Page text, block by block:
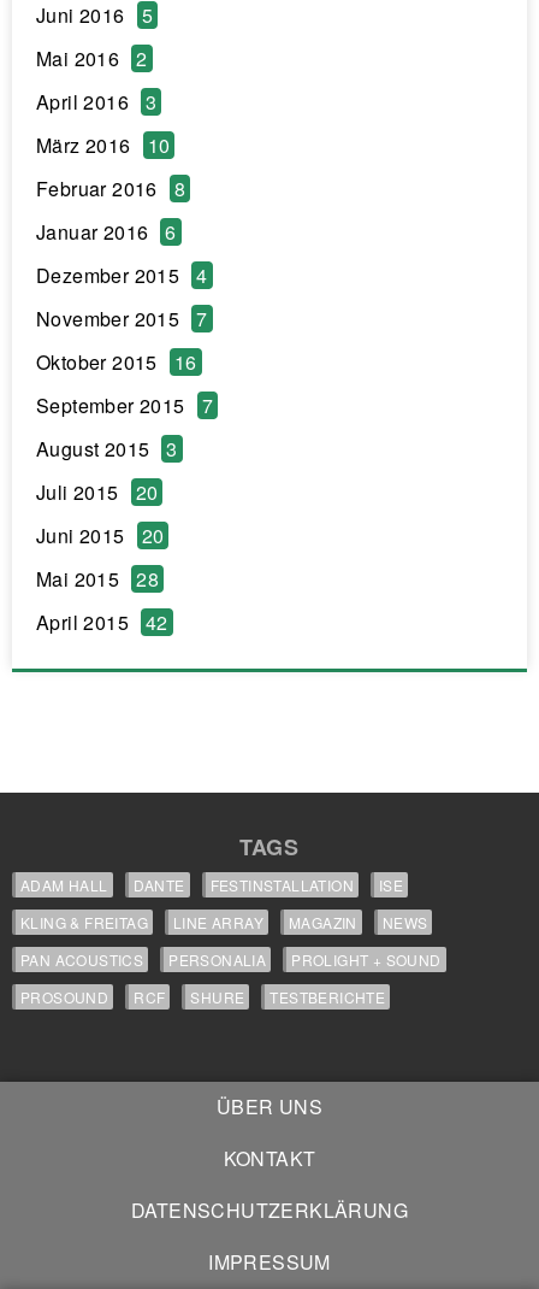
Juni 2016
5
Mai 2016
2
April 2016
3
März 2016
10
Februar 2016
8
Januar 2016
6
Dezember 2015
4
November 2015
7
Oktober 2015
16
September 2015
7
August 2015
3
Juli 2015
20
Juni 2015
20
Mai 2015
28
April 2015
42
TAGS
ADAM HALL DANTE FESTINSTALLATION
ISE
KLING & FREITAG
LINE ARRAY MAGAZIN
NEWS
PAN ACOUSTICS
PERSONALIA
PROLIGHT + SOUND
PROSOUND
RCF SHURE TESTBERICHTE
ÜBER UNS
KONTAKT
DATENSCHUTZERKLÄRUNG
IMPRESSUM